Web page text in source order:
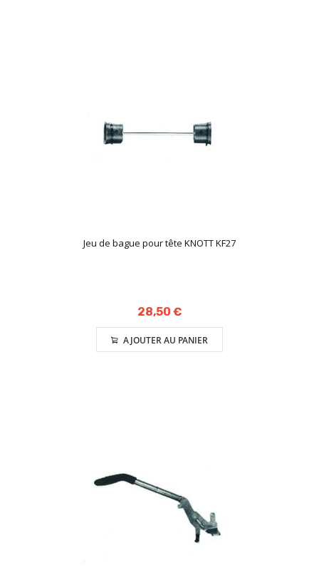
Jeu de bague pour tête KNOTT KF27
28,50 €
AJOUTER AU PANIER